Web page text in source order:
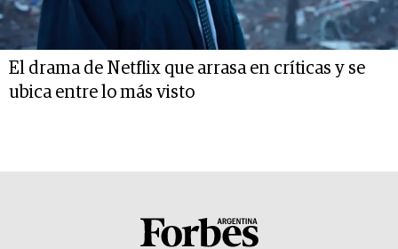
El drama de Netflix que arrasa en críticas y se
ubica entre lo más visto